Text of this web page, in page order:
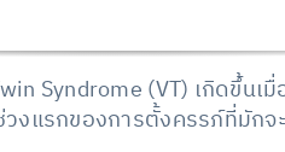
Syndrome (VT) เกิดขึ้น
งแรกของการตั้งครรภ์ที่มัก